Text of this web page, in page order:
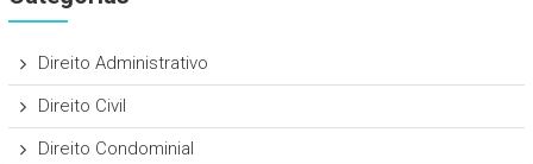
Direito Administrativo
Direito Civil
Direito Condominial